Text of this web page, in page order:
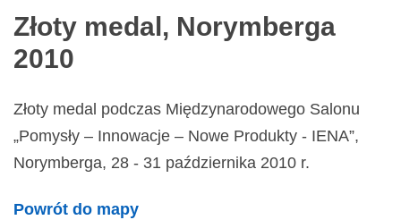
Złoty medal, Norymberga
2010
Złoty medal podczas Międzynarodowego Salonu
„Pomysły – Innowacje – Nowe Produkty - IENA”,
Norymberga, 28 - 31 października 2010 r.
Powrót do mapy